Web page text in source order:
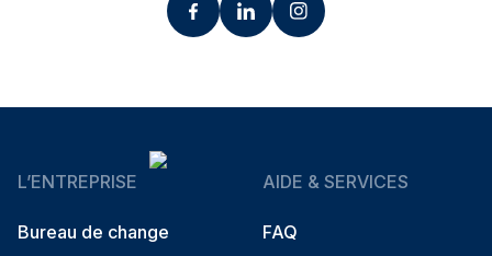
L’ENTREPRISE
Bureau de change
AIDE & SERVICES
FAQ